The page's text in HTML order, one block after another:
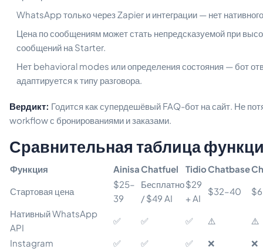
WhatsApp только через Zapier и интеграции — нет
Цена по сообщениям может стать непредсказуемой при
сообщений на Starter.
Нет behavioral modes или определения состояния — бот
адаптируется к типу разговора.
Вердикт: Годится как супердешёвый FAQ-бот на сайт. Не
workflow с бронированиями и заказами.
Сравнительная таблица
Функция AinisaChatfuel TidioChatbase
Стартовая цена
$25–
39
Бесплатно
/ $49 AI
$29
+ AI
$32–40
Нативный WhatsApp
API
✅ ✅ ✅ ⚠️
⚠️
Instagram
✅ ✅ ✅ ❌
❌